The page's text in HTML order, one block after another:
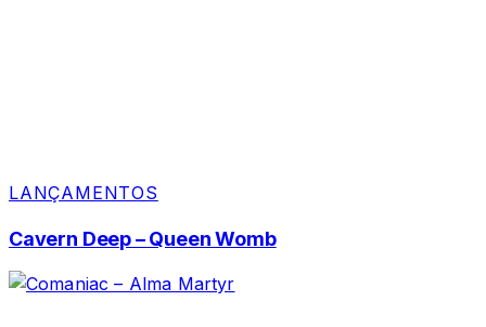
LANÇAMENTOS
Cavern Deep – Queen Womb